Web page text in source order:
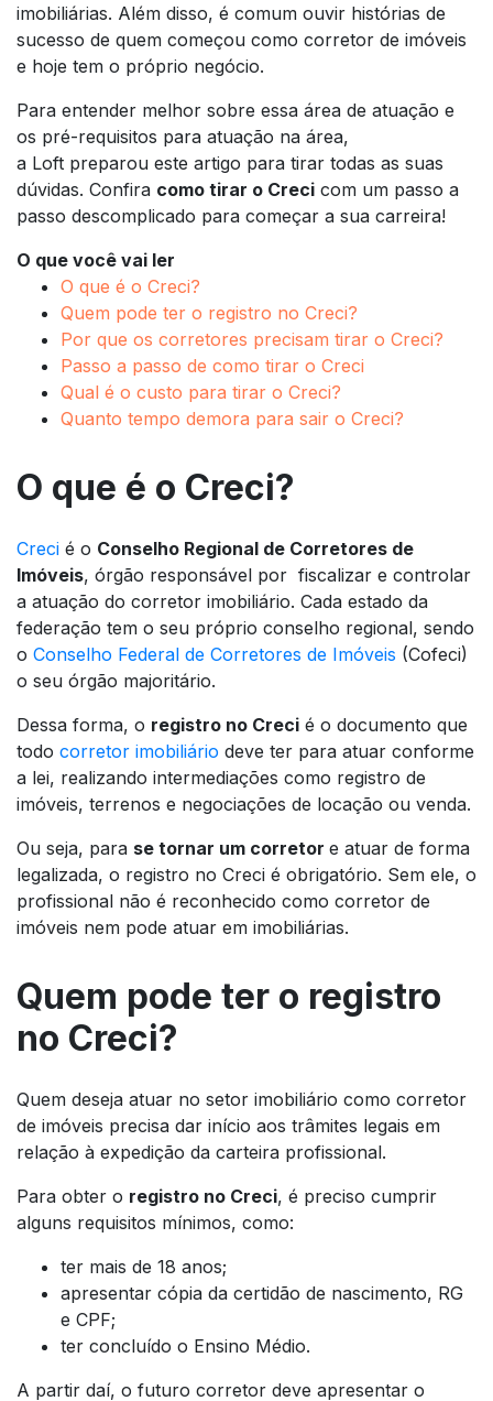
imobiliárias. Além disso, é comum ouvir histórias de
sucesso de quem começou como corretor de imóveis
e hoje tem o próprio negócio.
Para entender melhor sobre essa área de atuação e
os pré-requisitos para atuação na área,
a Loft preparou este artigo para tirar todas as suas
dúvidas. Confira como tirar o Creci com um passo a
passo descomplicado para começar a sua carreira!
O que você vai ler
O que é o Creci?
Quem pode ter o registro no Creci?
Por que os corretores precisam tirar o Creci?
Passo a passo de como tirar o Creci
Qual é o custo para tirar o Creci?
Quanto tempo demora para sair o Creci?
O que é o Creci?
Creci é o Conselho Regional de Corretores de
Imóveis, órgão responsável por fiscalizar e controlar
a atuação do corretor imobiliário. Cada estado da
federação tem o seu próprio conselho regional, sendo
o Conselho Federal de Corretores de Imóveis (Cofeci)
o seu órgão majoritário.
Dessa forma, o registro no Creci é o documento que
todo corretor imobiliário deve ter para atuar conforme
a lei, realizando intermediações como registro de
imóveis, terrenos e negociações de locação ou venda.
Ou seja, para se tornar um corretor e atuar de forma
legalizada, o registro no Creci é obrigatório. Sem ele, o
profissional não é reconhecido como corretor de
imóveis nem pode atuar em imobiliárias.
Quem pode ter o registro
no Creci?
Quem deseja atuar no setor imobiliário como corretor
de imóveis precisa dar início aos trâmites legais em
relação à expedição da carteira profissional.
Para obter o registro no Creci, é preciso cumprir
alguns requisitos mínimos, como:
ter mais de 18 anos;
apresentar cópia da certidão de nascimento, RG
e CPF;
ter concluído o Ensino Médio.
A partir daí, o futuro corretor deve apresentar o